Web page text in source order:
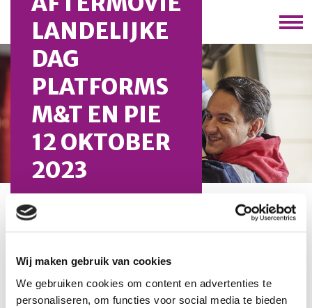
Wij maken gebruik van cookies
We gebruiken cookies om content en advertenties te
personaliseren, om functies voor social media te bieden
LANDELIJKE
DAG
PLATFORMS
M&T EN PIE
12 OKTOBER
2023
U bevindt zich hier:
Aftermovie landelijke
delen we nu met gepaste trots de complete